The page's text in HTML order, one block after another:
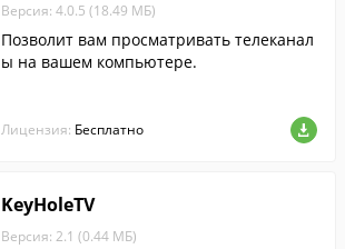
Версия: 4.0.5 (18.49 МБ)
Позволит вам просматривать телеканал
ы на вашем компьютере.
Лицензия: Бесплатно
KeyHoleTV
Версия: 2.1 (0.44 МБ)